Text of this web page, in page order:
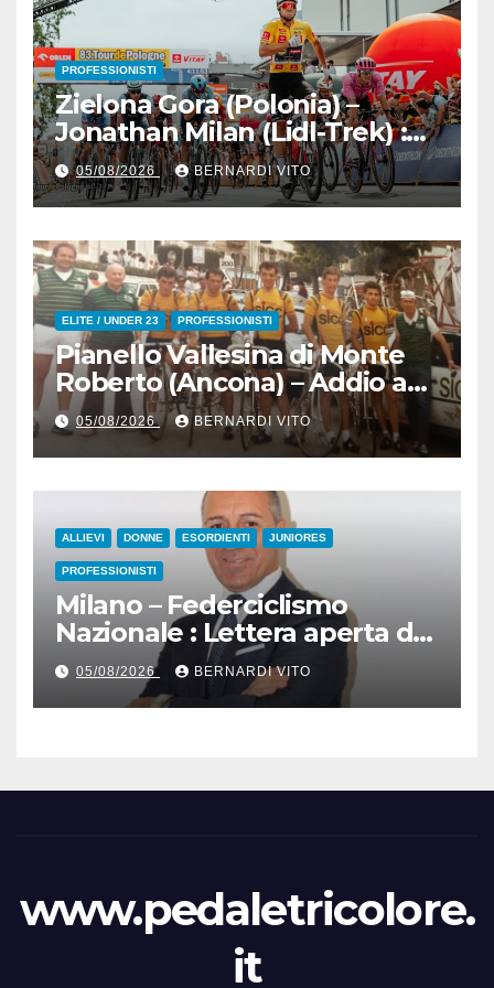
PROFESSIONISTI
Zielona Gora (Polonia) –
Jonathan Milan (Lidl-Trek) :
Vince la terza tappa di
seguito e in maglia gialla
all’83° Giro di Polonia
05/08/2026 BERNARDI VITO
ELITE / UNDER 23 PROFESSIONISTI
Pianello Vallesina di Monte
Roberto (Ancona) – Addio ad
Alderino Bartoloni, Direttore
Sportivo rigorosamente
Gentile
05/08/2026 BERNARDI VITO
ALLIEVI DONNE ESORDIENTI JUNIORES
PROFESSIONISTI
Milano – Federciclismo
Nazionale : Lettera aperta del
Presidente Cordiano
Dagnoni
05/08/2026 BERNARDI VITO
www.pedaletricolore.
it